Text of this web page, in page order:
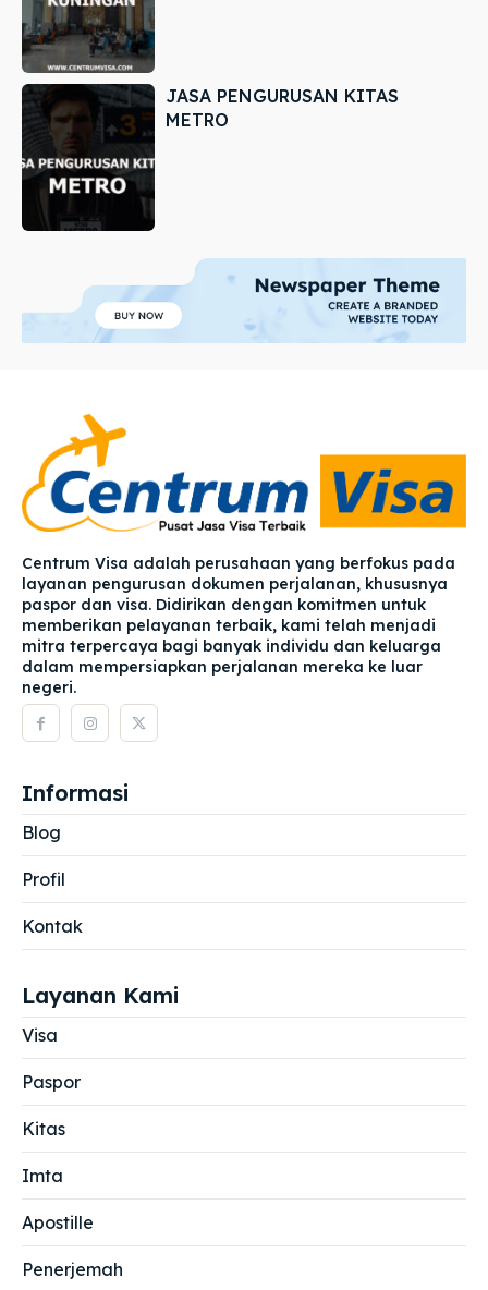
JASA PENGURUSAN KITAS
METRO
Centrum Visa adalah perusahaan yang berfokus pada
layanan pengurusan dokumen perjalanan, khususnya
paspor dan visa. Didirikan dengan komitmen untuk
memberikan pelayanan terbaik, kami telah menjadi
mitra terpercaya bagi banyak individu dan keluarga
dalam mempersiapkan perjalanan mereka ke luar
negeri.
Informasi
Blog
Profil
Kontak
Layanan Kami
Visa
Paspor
Kitas
Imta
Apostille
Penerjemah